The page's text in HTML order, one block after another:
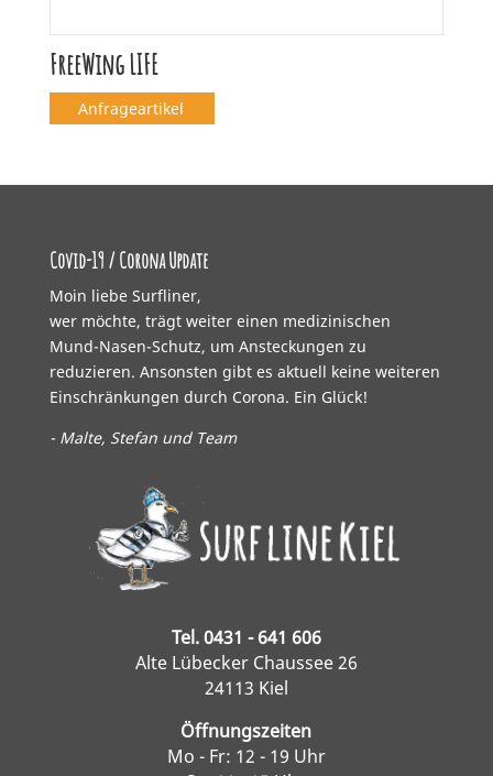
FreeWing LIFE
Anfrageartikel
Covid-19 / Corona Update
Moin liebe Surfliner,
wer möchte, trägt weiter einen medizinischen
Mund-Nasen-Schutz, um Ansteckungen zu
reduzieren. Ansonsten gibt es aktuell keine weiteren
Einschränkungen durch Corona. Ein Glück!
- Malte, Stefan und Team
Tel. 0431 - 641 606
Alte Lübecker Chaussee 26
24113 Kiel
Öffnungszeiten
Mo - Fr: 12 - 19 Uhr